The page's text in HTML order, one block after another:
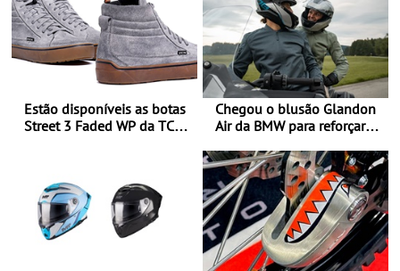
Estão disponíveis as botas
Street 3 Faded WP da TCX
Chegou o blusão Glandon
Air da BMW para reforçar
verão